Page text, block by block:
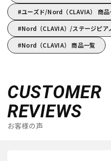
ユーズド/Nord（CLAVIA） 商品
Nord（CLAVIA）/ステージピア
Nord（CLAVIA） 商品一覧
CUSTOMER
REVIEWS
お客様の声